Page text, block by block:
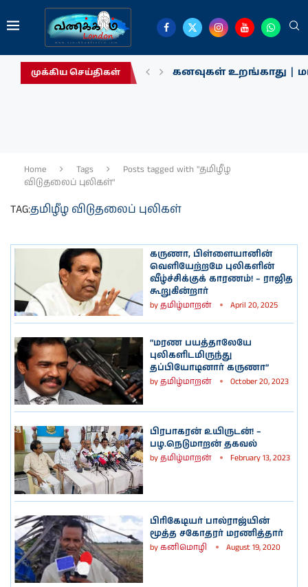
முக்கிய செய்திகள் கனவுகள் உறங்காது |
Home Tags
Posts tagged with "தமிழீழ
விடுதலைப் புலிகள்"
TAG:தமிழீழ விடுதலைப் புலிகள்
கருணா, பிள்ளையானின்
வெளியேற்றமே புலிகளின்
வீழ்ச்சிக்குக் காரணம்! – ராஜித
கூறுகின்றார்
byதமிழ்மாறன் April 20, 2025
“மரண பயத்தாலேயே
புலிகளிடமிருந்து
தப்பியோடினார் கருணா”
byதமிழ்மாறன் October 20, 2023
பிரபாகரன் உயிருடன்! –
பழ.நெடுமாறன் தகவல்
byதமிழ்மாறன் February 13, 2023
பிரிகேடியர் பால்ராஜ்யின்
மூத்த சகோதரர் மரணித்தார்
byகனிமொழி August 19, 2020